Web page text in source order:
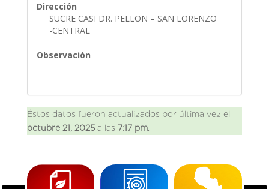
Dirección
SUCRE CASI DR. PELLON – SAN LORENZO
-CENTRAL
Observación
Éstos datos fueron actualizados por última vez el
octubre 21, 2025a las 7:17 pm.